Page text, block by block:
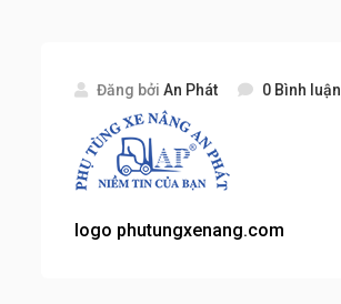
Đăng bởi An Phát 0 Bình luận
logo phutungxenang.com